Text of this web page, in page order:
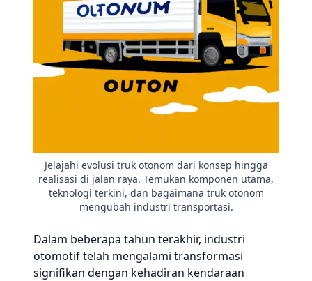
Jelajahi evolusi truk otonom dari konsep hingga
realisasi di jalan raya. Temukan komponen utama,
teknologi terkini, dan bagaimana truk otonom
mengubah industri transportasi.
Dalam beberapa tahun terakhir, industri
otomotif telah mengalami transformasi
signifikan dengan kehadiran kendaraan